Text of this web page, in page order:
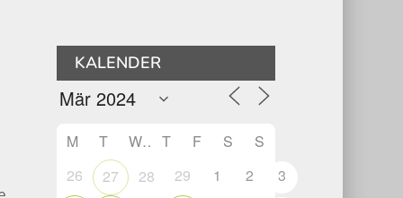
KALENDER
M T W T F S
S
26
27 28 29 1 2
3